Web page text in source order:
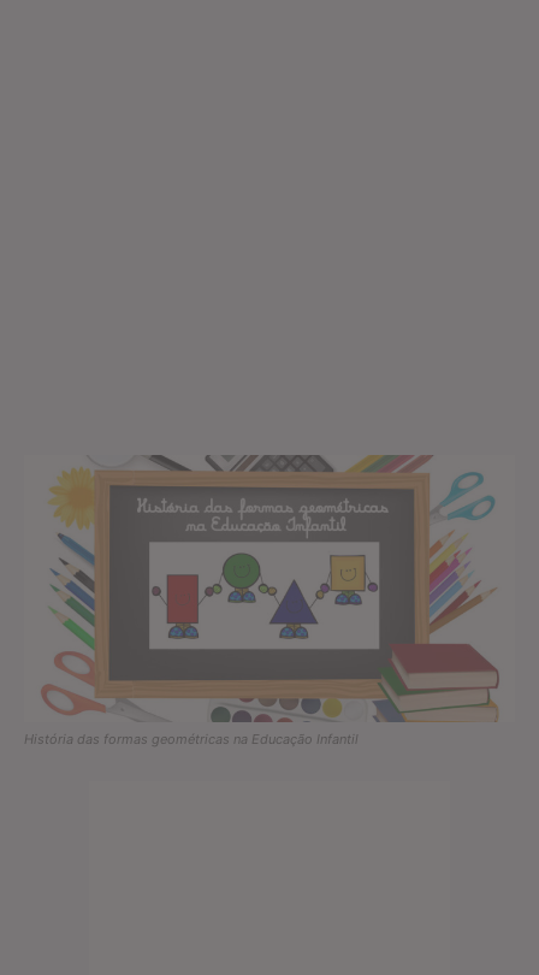
História das formas geométricas na Educação Infantil